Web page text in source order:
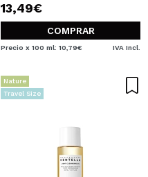
13,49€
COMPRAR
Precio x 100 ml: 10,79€ IVA Incl.
Nature
Travel Size